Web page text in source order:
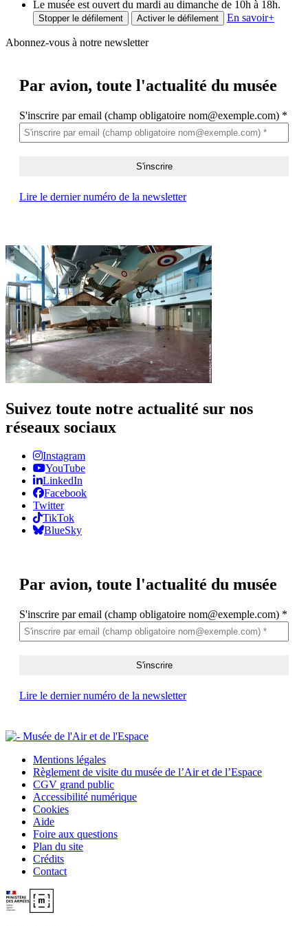
Le musée est ouvert du mardi au dimanche de 10h à 18h.
Stopper le défilement Activer le défilement En savoir+
Abonnez-vous à notre newsletter
Par avion, toute l'actualité du musée
S'inscrire par email (champ obligatoire nom@exemple.com) *
Lire le dernier numéro de la newsletter
Suivez toute notre actualité sur nos
réseaux sociaux
Instagram
YouTube
LinkedIn
Facebook
Twitter
TikTok
BlueSky
Par avion, toute l'actualité du musée
S'inscrire par email (champ obligatoire nom@exemple.com) *
Lire le dernier numéro de la newsletter
Mentions légales
Règlement de visite du musée de l’Air et de l’Espace
CGV grand public
Accessibilité numérique
Cookies
Aide
Foire aux questions
Plan du site
Crédits
Contact